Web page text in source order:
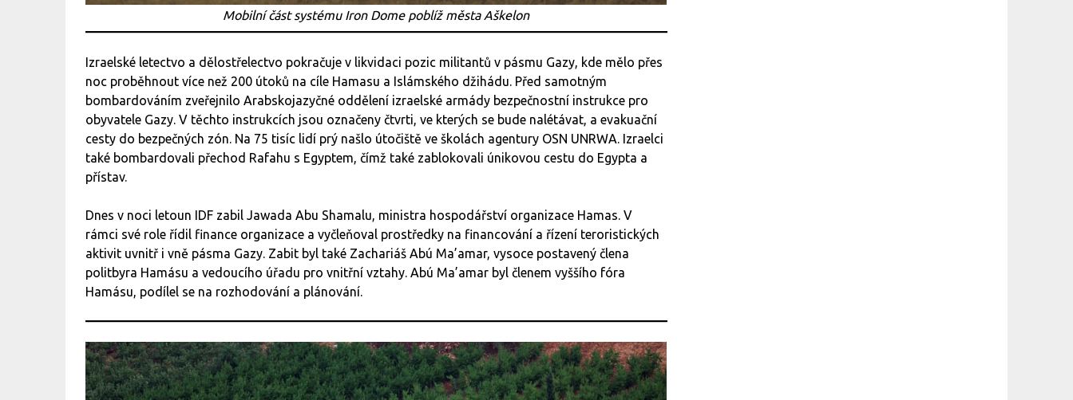
Mobilní část systému Iron Dome poblíž města Aškelon
Izraelské letectvo a dělostřelectvo pokračuje v likvidaci pozic militantů v pásmu Gazy, kde mělo přes
noc proběhnout více než 200 útoků na cíle Hamasu a Islámského džihádu. Před samotným
bombardováním zveřejnilo Arabskojazyčné oddělení izraelské armády bezpečnostní instrukce pro
obyvatele Gazy. V těchto instrukcích jsou označeny čtvrti, ve kterých se bude nalétávat, a evakuační
cesty do bezpečných zón. Na 75 tisíc lidí prý našlo útočiště ve školách agentury OSN UNRWA. Izraelci
také bombardovali přechod Rafahu s Egyptem, čímž také zablokovali únikovou cestu do Egypta a
přístav.
Dnes v noci letoun IDF zabil Jawada Abu Shamalu, ministra hospodářství organizace Hamas. V
rámci své role řídil finance organizace a vyčleňoval prostředky na financování a řízení teroristických
aktivit uvnitř i vně pásma Gazy. Zabit byl také Zachariáš Abú Ma’amar, vysoce postavený člena
politbyra Hamásu a vedoucího úřadu pro vnitřní vztahy. Abú Ma’amar byl členem vyššího fóra
Hamásu, podílel se na rozhodování a plánování.